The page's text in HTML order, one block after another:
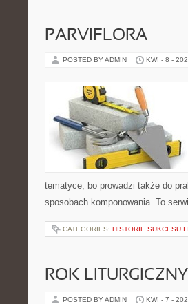
PARVIFLORA
POSTED BY ADMIN KWI - 8 -
tematyce, bo prowadzi także do
sposobach komponowania. To
CATEGORIES: HISTORIE SUKCESU I
ROK
POSTED BY ADMIN KWI - 7 -